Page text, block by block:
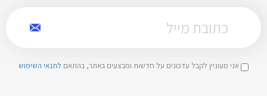
אני מעוניין לקבל עדכונים על חדשות ומבצעים באתר, בהתאם לתנאי השימוש